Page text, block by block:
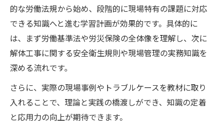
的な労働法規から始め、段階的に現場特有の課題に対応
できる知識へと進む学習計画が効果的です。具体的に
は、まず労働基準法や労災保険の全体像を理解し、次に
解体工事に関する安全衛生規則や現場管理の実務知識を
深める流れです。
さらに、実際の現場事例やトラブルケースを教材に取り
入れることで、理論と実践の橋渡しができ、知識の定着
と応用力の向上が期待できます。